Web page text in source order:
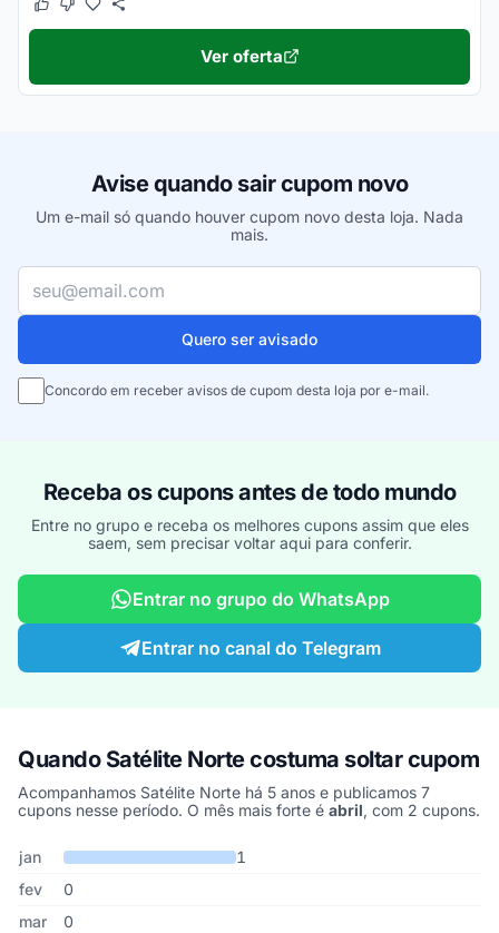
Este cupom funcionou
Este cupom não funcionou
Ver oferta
Avise quando sair cupom novo
Um e-mail só quando houver cupom novo desta loja. Nada
mais.
Seu e-mail
Quero ser avisado
Concordo em receber avisos de cupom desta loja por e-mail.
Receba os cupons antes de todo mundo
Entre no grupo e receba os melhores cupons assim que eles
saem, sem precisar voltar aqui para conferir.
Entrar no grupo do WhatsApp
Entrar no canal do Telegram
Quando Satélite Norte costuma soltar cupom
Acompanhamos Satélite Norte há 5 anos e publicamos 7
cupons nesse período. O mês mais forte é abril, com 2 cupons.
Cupons de Satélite Norte publicados por mês, somando os
Mês Cupons publicadosDesconto médio
jan
1
fev
0
mar
0